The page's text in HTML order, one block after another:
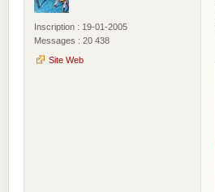
Inscription : 19-01-2005
Messages : 20 438
Site Web